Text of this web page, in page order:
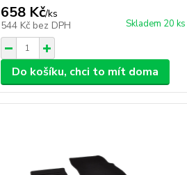
658 Kč/ks
544 Kč bez DPH Skladem 20 ks
Do košíku, chci to mít doma